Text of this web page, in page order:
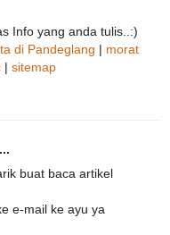
Info yang anda tulis..:)
di Pandeglang | morat
| sitemap
buat baca artikel
e-mail ke ayu ya